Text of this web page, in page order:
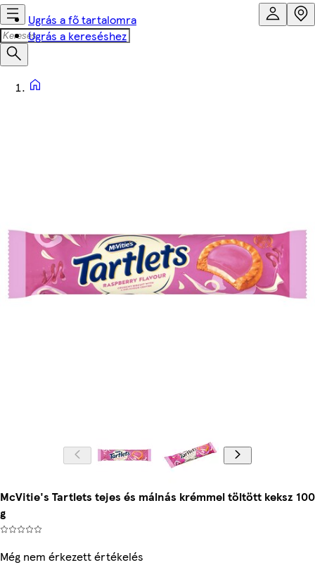
Ugrás a fő tartalomra
Ugrás a kereséshez
McVitie's Tartlets tejes és málnás krémmel töltött keksz 100
g
Még nem érkezett értékelés